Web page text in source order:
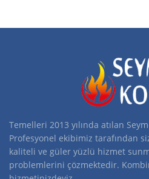
Temelleri 2013 yılında atılan
Profesyonel ekibimiz tarafından
kaliteli ve güler yüzlü hizmet
problemlerini çözmektedir.